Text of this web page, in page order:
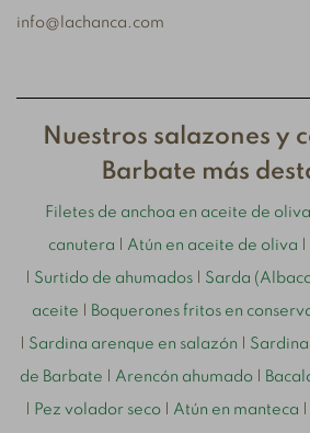
info@lachanca.com
Nuestros salazones y
Barbate más
Filetes de anchoa en aceite de oliva
canutera Atún en aceite de oliva
Surtido de ahumados| Sarda
aceite Boquerones fritos en
Sardina arenque en salazón
de Barbate Arencón ahumado|
Pez volador seco| Atún en manteca